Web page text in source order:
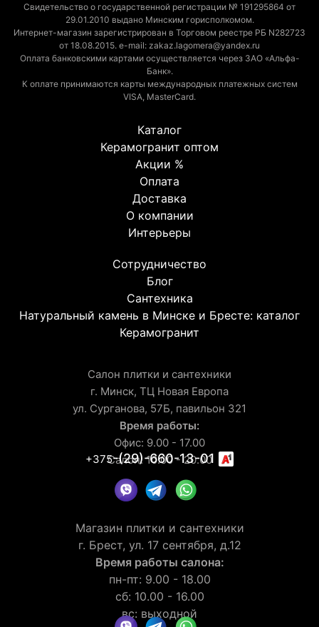
Свидетельство о государственной регистрации № 191295864 от
29.01.2010 выдано Минским горисполкомом.
Интернет-магазин зарегистрирован в Торговом реестре РБ N282723
от 18.08.2015. e-mail: zakaz.lagomera@yandex.ru
Оплата банковскими картами осуществляется через ЗАО «Альфа-
Банк».
К оплате принимаются карты международных платежных систем
VISA, MasterCard.
Каталог
Керамогранит оптом
Акции %
Оплата
Доставка
О компании
Интерьеры
Сотрудничество
Блог
Сантехника
Натуральный камень в Минске и Бресте: каталог
Керамогранит
Салон плитки и сантехники
г. Минск, ТЦ Новая Европа
ул. Сурганова, 57Б, павильон 321
Время работы:
Офис: 9.00 - 17.00
Салон: 10.00 - 20.00
+375-(29)-660-13-01
Магазин плитки и сантехники
г. Брест, ул. 17 сентября, д.12
Время работы салона:
пн-пт: 9.00 - 18.00
сб: 10.00 - 16.00
вс: выходной